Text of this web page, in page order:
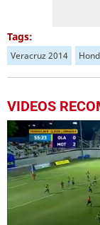
Tags:
Veracruz 2014
VIDEOS